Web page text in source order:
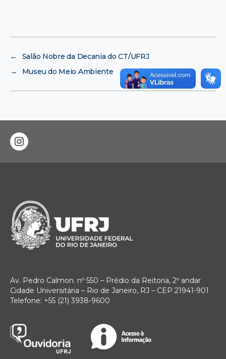
←
Salão Nobre da Decania do CT/UFRJ
→
Museu do Meio Ambiente
instagram
Av. Pedro Calmon. nº 550 – Prédio da Reitoria, 2º andar
Cidade Universitária – Rio de Janeiro, RJ – CEP 21941-901
Telefone: +55 (21) 3938-9600